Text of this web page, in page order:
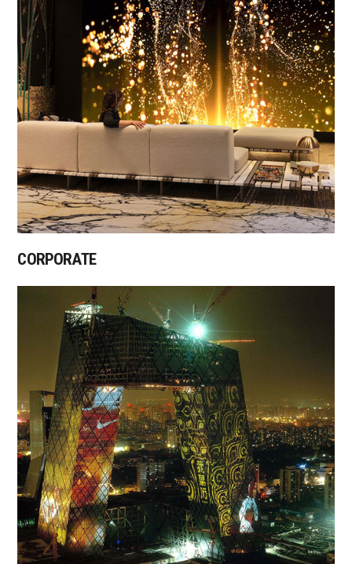
CORPORATE